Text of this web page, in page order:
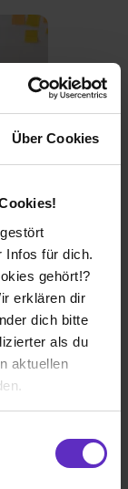
Über Cookies
Infos für dich.
gehört!?
erklären dir
dich bitte
als du
aktuellen